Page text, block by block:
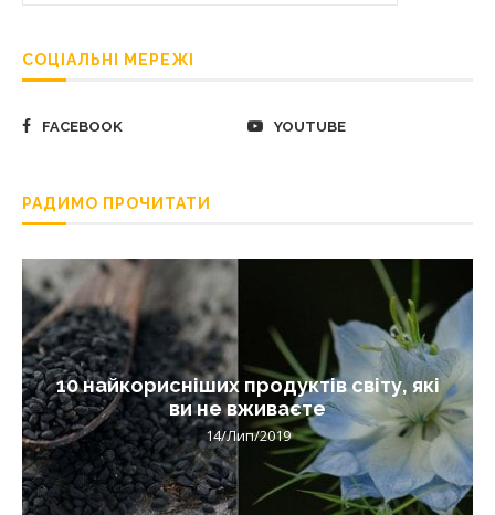
СОЦІАЛЬНІ МЕРЕЖІ
FACEBOOK YOUTUBE
РАДИМО ПРОЧИТАТИ
10 найкорисніших продуктів світу, які
ви не вживаєте
14/Лип/2019